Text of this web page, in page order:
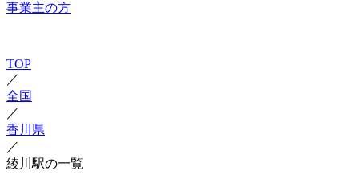
事業主の方
TOP
／
全国
／
香川県
／
綾川駅の一覧